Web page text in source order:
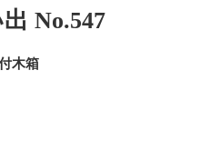
No.547
木箱